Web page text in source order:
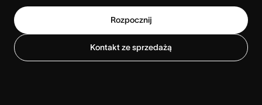
Rozpocznij
Kontakt ze sprzedażą